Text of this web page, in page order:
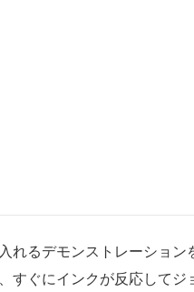
れるデモンストレーション
すぐにインクが反応して